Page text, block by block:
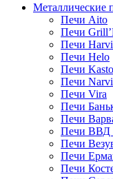
Металлические
Печи Aito
Печи
Печи
Печи Helo
Печи
Печи Narvi
Печи Vira
Печи
Печи
Печи ВВД
Печи
Печи
Печи